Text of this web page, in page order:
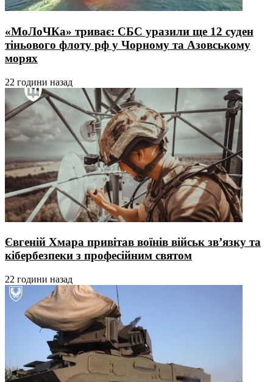
«МоЛоЧКа» триває: СБС уразили ще 12 суден
тіньового флоту рф у Чорному та Азовському
морях
22 години назад
Євгеній Хмара привітав воїнів військ зв’язку та
кібербезпеки з професійним святом
22 години назад